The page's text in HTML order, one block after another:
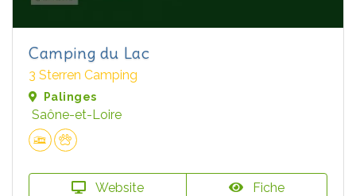
Camping du Lac
3 Sterren Camping
Palinges
Saône-et-Loire
Website Fiche